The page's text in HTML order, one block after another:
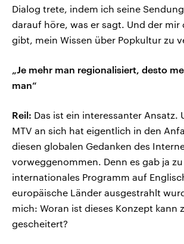
Dialog trete, indem ich seine
darauf höre, was er sagt. Und der mir
gibt, mein Wissen über Popkultur zu
„Je mehr man regionalisiert, desto
man“
Reil: Das ist ein interessanter Ansatz.
MTV an sich hat eigentlich in den
diesen globalen Gedanken des
vorweggenommen. Denn es gab ja
internationales Programm auf
europäische Länder ausgestrahlt
mich: Woran ist dieses Konzept kann
gescheitert?